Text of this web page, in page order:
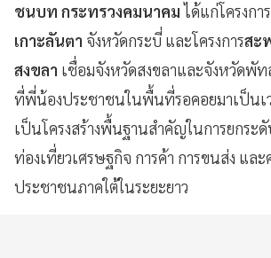
ชนบท กระทรวงคมนาคมได้แก่โครงการ
เกาะลันตา จังหวัดกระบี่ และโครงการสะ
สงขลา เชื่อมจังหวัดสงขลาและจังหวัดพัท
ที่พี่น้องประชาชนในพื้นที่รอคอยมาเป็นเ
เป็นโครงสร้างพื้นฐานสำคัญในการยกระดั
ท่องเที่ยวเศรษฐกิจ การค้า การขนส่ง แล
ประชาชนภาคใต้ในระยะยาว